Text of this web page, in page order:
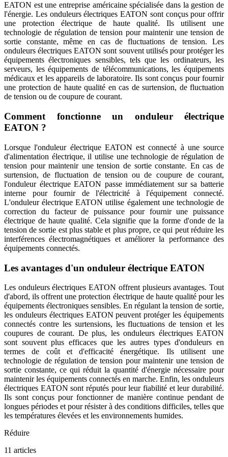
EATON est une entreprise américaine spécialisée dans la gestion de
l'énergie. Les onduleurs électriques EATON sont conçus pour offrir
une protection électrique de haute qualité. Ils utilisent une
technologie de régulation de tension pour maintenir une tension de
sortie constante, même en cas de fluctuations de tension. Les
onduleurs électriques EATON sont souvent utilisés pour protéger les
équipements électroniques sensibles, tels que les ordinateurs, les
serveurs, les équipements de télécommunications, les équipements
médicaux et les appareils de laboratoire. Ils sont conçus pour fournir
une protection de haute qualité en cas de surtension, de fluctuation
de tension ou de coupure de courant.
Comment fonctionne un onduleur électrique
EATON ?
Lorsque l'onduleur électrique EATON est connecté à une source
d'alimentation électrique, il utilise une technologie de régulation de
tension pour maintenir une tension de sortie constante. En cas de
surtension, de fluctuation de tension ou de coupure de courant,
l'onduleur électrique EATON passe immédiatement sur sa batterie
interne pour fournir de l'électricité à l'équipement connecté.
L'onduleur électrique EATON utilise également une technologie de
correction du facteur de puissance pour fournir une puissance
électrique de haute qualité. Cela signifie que la forme d'onde de la
tension de sortie est plus stable et plus propre, ce qui peut réduire les
interférences électromagnétiques et améliorer la performance des
équipements connectés.
Les avantages d'un onduleur électrique EATON
Les onduleurs électriques EATON offrent plusieurs avantages. Tout
d'abord, ils offrent une protection électrique de haute qualité pour les
équipements électroniques sensibles. En régulant la tension de sortie,
les onduleurs électriques EATON peuvent protéger les équipements
connectés contre les surtensions, les fluctuations de tension et les
coupures de courant. De plus, les onduleurs électriques EATON
sont souvent plus efficaces que les autres types d'onduleurs en
termes de coût et d'efficacité énergétique. Ils utilisent une
technologie de régulation de tension pour maintenir une tension de
sortie constante, ce qui réduit la quantité d'énergie nécessaire pour
maintenir les équipements connectés en marche. Enfin, les onduleurs
électriques EATON sont réputés pour leur fiabilité et leur durabilité.
Ils sont conçus pour fonctionner de manière continue pendant de
longues périodes et pour résister à des conditions difficiles, telles que
les températures élevées et les environnements humides.
Réduire
11 articles